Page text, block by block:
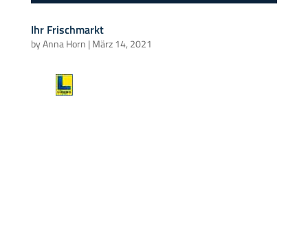
Ihr Frischmarkt
byAnna Horn | März 14, 2021